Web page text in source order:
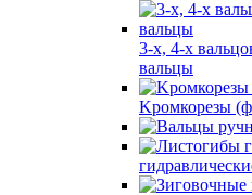
3-х, 4-х
вальцы
Kромкорезы